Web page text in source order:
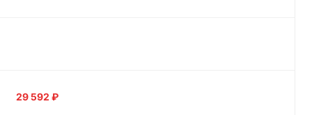
29 592 ₽